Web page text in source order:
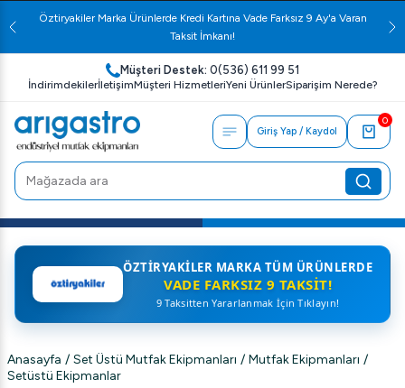
Öztiryakiler Marka Ürünlerde Kredi Kartına Vade Farksız 9 Ay'a Varan
Taksit İmkanı!
Müşteri Destek: 0(536) 611 99 51
İndirimdekilerİletişimMüşteri HizmetleriYeni ÜrünlerSiparişim Nerede?
Giriş Yap / Kaydol
0
ÖZTIRYAKILER MARKA TÜM ÜRÜNLERDE
VADE FARKSIZ 9 TAKSIT!
9 Taksitten Yararlanmak İçin Tıklayın!
Anasayfa / Set Üstü Mutfak Ekipmanları / Mutfak Ekipmanları /
Setüstü Ekipmanlar